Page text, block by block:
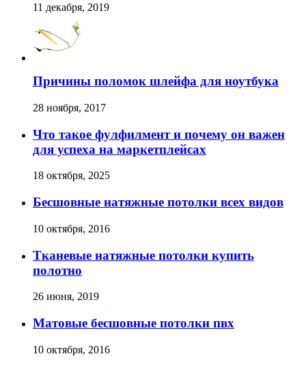
11 декабря, 2019
Причины поломок шлейфа для ноутбука
28 ноября, 2017
Что такое фулфилмент и почему он важен
для успеха на маркетплейсах
18 октября, 2025
Бесшовные натяжные потолки всех видов
10 октября, 2016
Тканевые натяжные потолки купить
полотно
26 июня, 2019
Матовые бесшовные потолки пвх
10 октября, 2016